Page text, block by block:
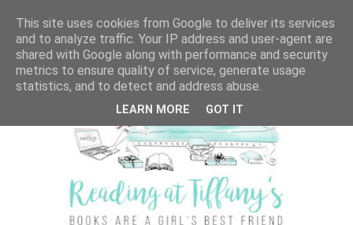
This site uses cookies from Google to deliver its services
and to analyze traffic. Your IP address and user-agent are
shared with Google along with performance and security
metrics to ensure quality of service, generate usage
statistics, and to detect and address abuse.
LEARN MORE GOT IT